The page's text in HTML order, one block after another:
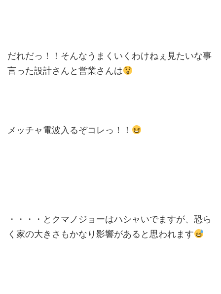
だれだっ！！そんなうまくいくわけねぇ見たいな事
言った設計さんと営業さんは
メッチャ電波入るぞコレっ！！
・・・・とクマノジョーはハシャいでますが、恐ら
く家の大きさもかなり影響があると思われます